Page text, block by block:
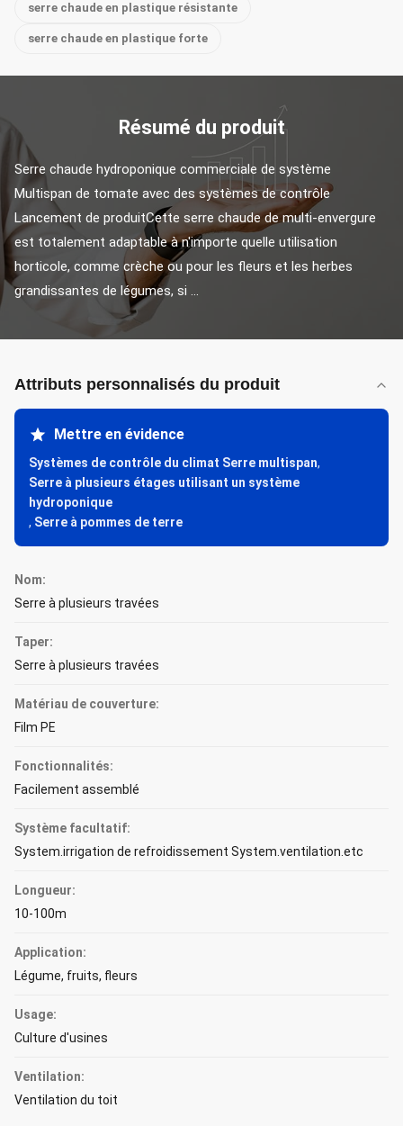
serre chaude en plastique résistante
serre chaude en plastique forte
Résumé du produit
Serre chaude hydroponique commerciale de système
Multispan de tomate avec des systèmes de contrôle
Lancement de produitCette serre chaude de multi-envergure
est totalement adaptable à n'importe quelle utilisation
horticole, comme crèche ou pour les fleurs et les herbes
grandissantes de légumes, si ...
Attributs personnalisés du produit
Mettre en évidence
Systèmes de contrôle du climat Serre multispan,
Serre à plusieurs étages utilisant un système
hydroponique
, Serre à pommes de terre
Nom:
Serre à plusieurs travées
Taper:
Serre à plusieurs travées
Matériau de couverture:
Film PE
Fonctionnalités:
Facilement assemblé
Système facultatif:
System.irrigation de refroidissement System.ventilation.etc
Longueur:
10-100m
Application:
Légume, fruits, fleurs
Usage:
Culture d'usines
Ventilation:
Ventilation du toit